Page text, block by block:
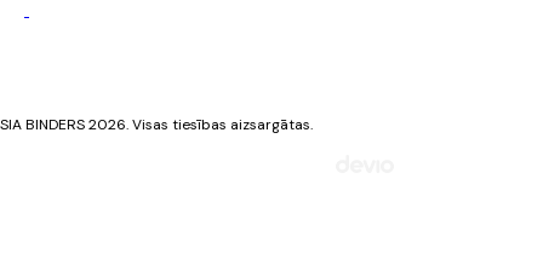
SIA BINDERS 2026. Visas tiesības aizsargātas.